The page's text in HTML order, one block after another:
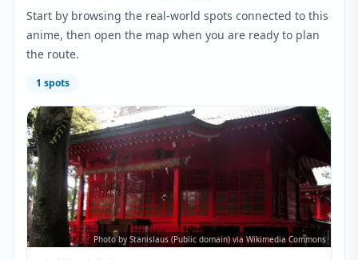
Start by browsing the real-world spots connected to this
anime, then open the map when you are ready to plan
the route.
1 spots
Photo by Stanislaus (Public domain) via Wikimedia Commons